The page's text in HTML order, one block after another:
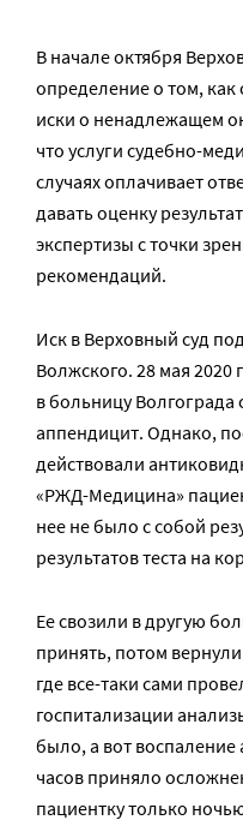
В начале октября
определение о том, как
иски о ненадлежащем
что услуги судебно-
случаях оплачивает
давать оценку
экспертизы с точки
рекомендаций.
Иск в Верховный суд
Волжского. 28 мая 2020
в больницу
аппендицит. Однако,
действовали
«РЖД-Медицина»
нее не было с собой
результатов теста на
Ее свозили в другую
принять, потом
где все-таки сами
госпитализации
было, а вот воспаление
часов приняло
пациентку только